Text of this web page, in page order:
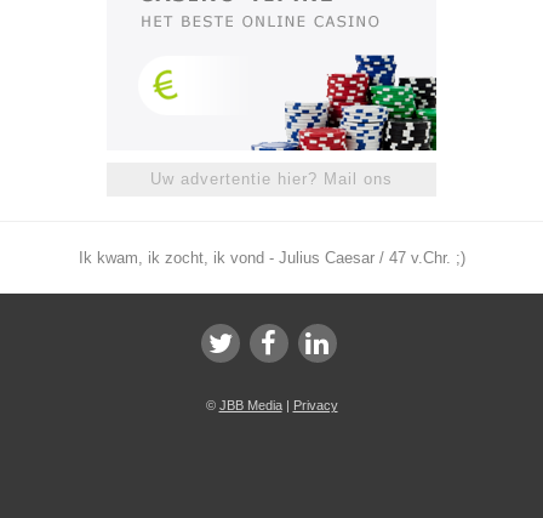
Uw advertentie hier? Mail ons
Ik kwam, ik zocht, ik vond - Julius Caesar / 47 v.Chr. ;)
© JBB Media| Privacy